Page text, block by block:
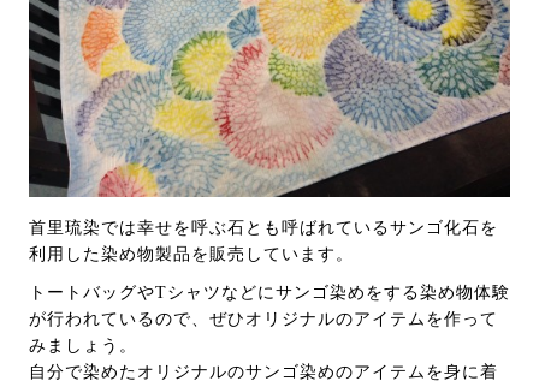
首里琉染では幸せを呼ぶ石とも呼ばれているサンゴ化石を
利用した染め物製品を販売しています。
トートバッグやTシャツなどにサンゴ染めをする染め物体験
が行われているので、ぜひオリジナルのアイテムを作って
みましょう。
自分で染めたオリジナルのサンゴ染めのアイテムを身に着